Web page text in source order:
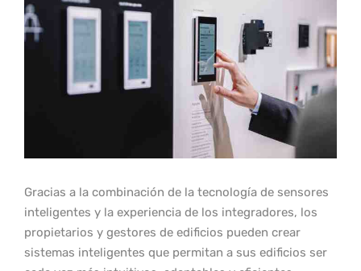
Gracias a la combinación de la tecnología de sensores
inteligentes y la experiencia de los integradores, los
propietarios y gestores de edificios pueden crear
sistemas inteligentes que permitan a sus edificios ser